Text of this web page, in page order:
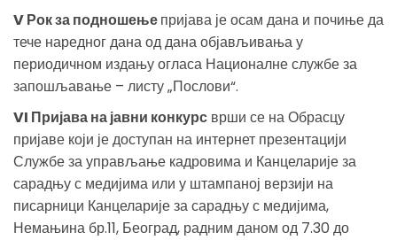
V Рок за подношењепријава је осам дана и почиње да
тече наредног дана од дана објављивања у
периодичном издању огласа Националне службе за
запошљавање – листу „Послови“.
VI Пријава на јавни конкурс врши се на Обрасцу
пријаве који је доступан на интернет презентацији
Службе за управљање кадровима и Канцеларије за
сарадњу с медијима или у штампаној верзији на
писарници Канцеларије за сарадњу с медијима,
Немањина бр.11, Београд, радним даном од 7.30 до